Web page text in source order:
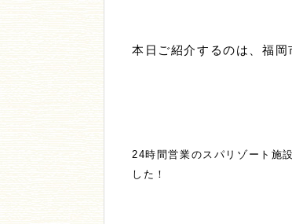
本日ご紹介するのは、福
24時間営業のスパリゾート施
した！